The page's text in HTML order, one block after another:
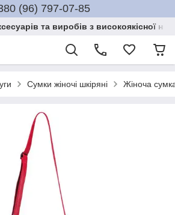
(96) 797-07-85
та виробів з високоякісної
Сумки жіночі шкіряні Жіноча